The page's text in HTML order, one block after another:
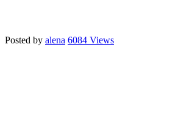
Posted by alena 6084 Views